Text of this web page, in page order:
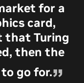
for a
card,
that Turing
then the
go for.